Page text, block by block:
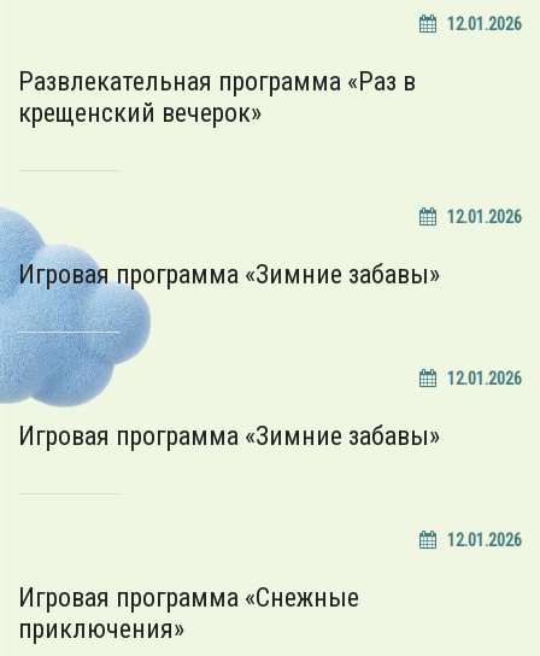
12.01.2026
Развлекательная программа «Раз в
крещенский вечерок»
12.01.2026
Игровая программа «Зимние забавы»
12.01.2026
Игровая программа «Зимние забавы»
12.01.2026
Игровая программа «Снежные
приключения»